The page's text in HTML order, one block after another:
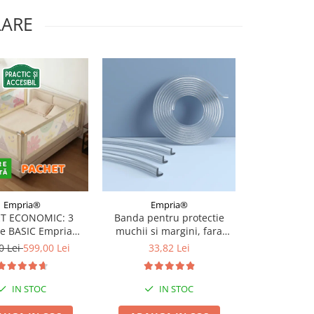
Empria®
ECONOMIC: 3
BASIC Empria
pat 180X200 cm +
Lei599,00 Lei
IN STOC
Empria®
Banda pentru protectie
muchii si margini, fara
adeziv, Empria, din silicon
33,82 Lei
IN STOC